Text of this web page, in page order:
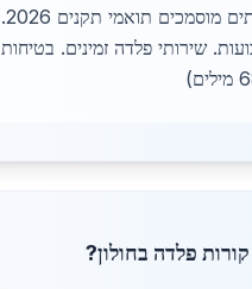
בדיקות. צוותים מוסמכים תואמי תקנים 2026.
1-2 שבועות. שירותי פלדה זמינים. בטיחות
פלדה בחולון?